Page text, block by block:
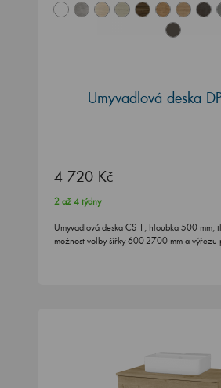
Umyvadlová deska
4 720 Kč
2 až 4 týdny
Umyvadlová deska CS 1, hloubka 500 mm,
možnost volby šířky 600-2700 mm a